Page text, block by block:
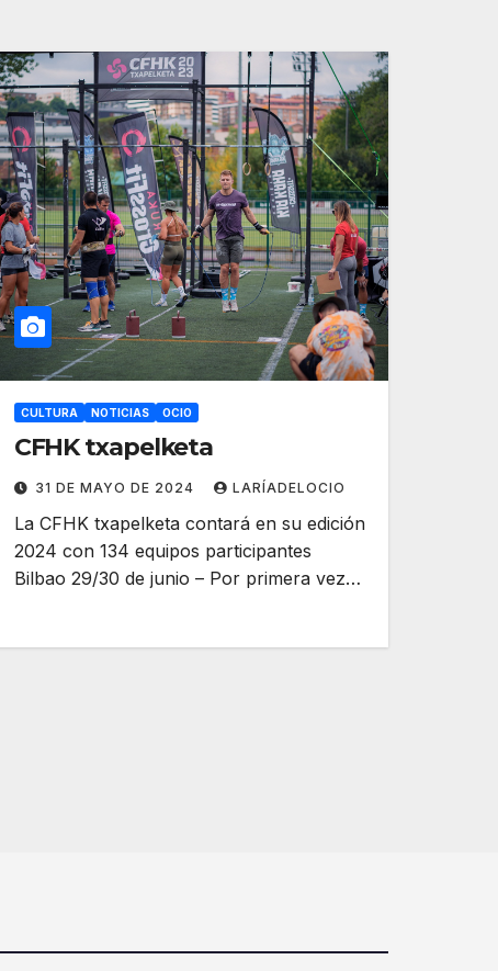
CULTURA NOTICIAS OCIO
CFHK txapelketa
31 DE MAYO DE 2024 LARÍADELOCIO
La CFHK txapelketa contará en su edición
2024 con 134 equipos participantes
Bilbao 29/30 de junio – Por primera vez…